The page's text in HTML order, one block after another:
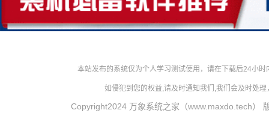
本站发布的系统仅为个人学习测试使用，请在下载后24小
如侵犯到您的权益,请及时通知我们,我们会及时处
Copyright2024 万象系统之家（www.maxdo.tech）